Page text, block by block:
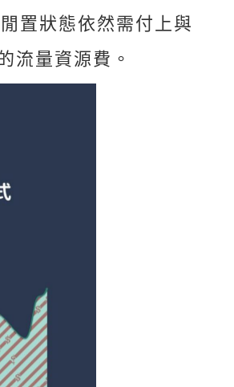
置狀態依然需付上與
流量資源費。